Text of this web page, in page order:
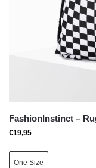
FashionInstinct –
€19,95
One Size